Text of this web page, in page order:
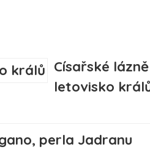
Císařské
letovisko
perla Jadranu